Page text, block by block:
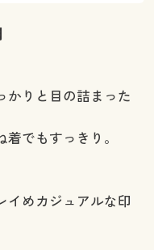
かりと目の詰まった
でもすっきり。
イめカジュアルな印